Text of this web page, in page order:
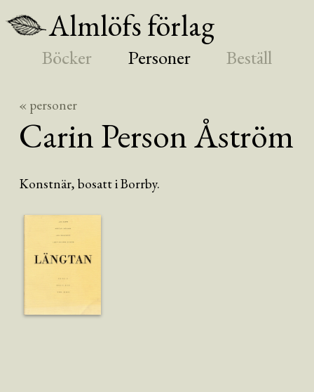
Almlöfs förlag
Böcker Personer Beställ
« personer
CarinPerson Åström
Konstnär, bosatt i Borrby.